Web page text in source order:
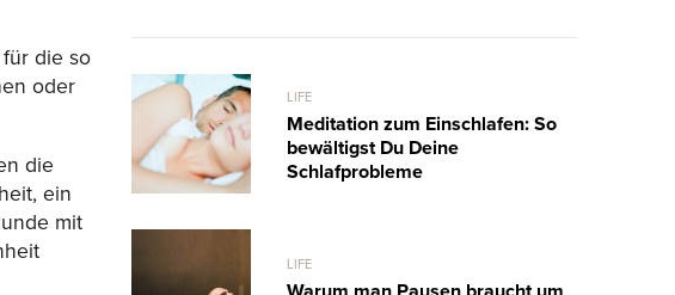
die so
oder
die
ein
mit
LIFE
Meditation zum Einschlafen: So
bewältigst Du Deine
Schlafprobleme
LIFE